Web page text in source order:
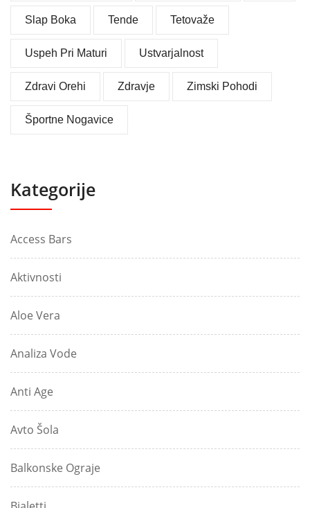
Slap Boka Tende Tetovaže
Uspeh Pri Maturi Ustvarjalnost
Zdravi Orehi Zdravje Zimski Pohodi
Športne Nogavice
Kategorije
Access Bars
Aktivnosti
Aloe Vera
Analiza Vode
Anti Age
Avto Šola
Balkonske Ograje